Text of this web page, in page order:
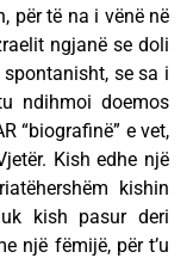
për të na i vënë në
ngjanë se doli
se sa i
ndihmoi doemos
“biografinë” e vet,
Kish edhe një
kishin
kish pasur deri
një fëmijë, për t’u